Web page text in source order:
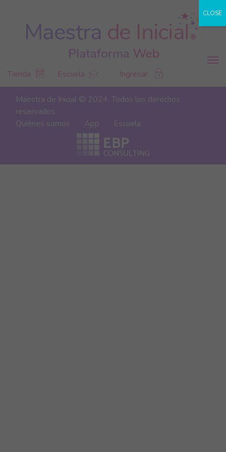
Tienda Escuela Ingresar
CLOSE
Maestra de Inicial © 2024. Todos los derechos
reservados.
Quiénes somos
App Escuela